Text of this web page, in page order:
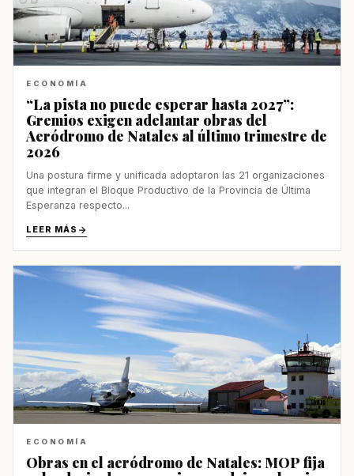
ECONOMÍA
“La pista no puede esperar hasta 2027”:
Gremios exigen adelantar obras del
Aeródromo de Natales al último trimestre de
2026
Una postura firme y unificada adoptaron las 21 organizaciones
que integran el Bloque Productivo de la Provincia de Última
Esperanza respecto...
LEER MÁS
ECONOMÍA
Obras en el aeródromo de Natales: MOP fija